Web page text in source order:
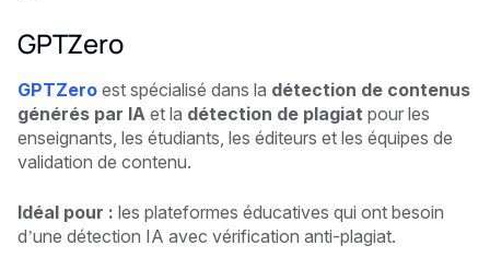
GPTZero
GPTZero est spécialisé dans la détection de contenus
générés par IA et la détection de plagiat pour les
enseignants, les étudiants, les éditeurs et les équipes de
validation de contenu.
Idéal pour : les plateformes éducatives qui ont besoin
d’une détection IA avec vérification anti-plagiat.